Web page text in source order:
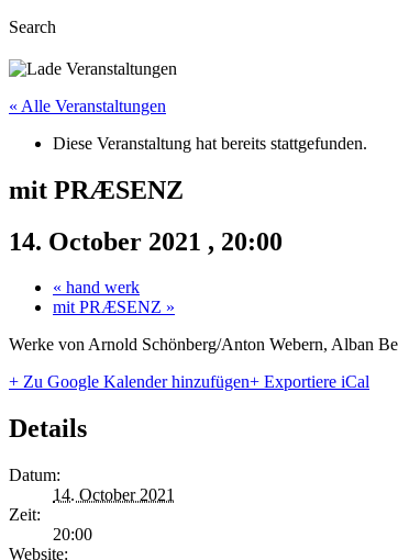
Search
« Alle Veranstaltungen
Diese Veranstaltung hat bereits stattgefunden.
mit PRÆSENZ
14. October 2021 , 20:00
« hand werk
mit PRÆSENZ »
Werke von Arnold Schönberg/Anton Webern, Alban
+ Zu Google Kalender hinzufügen+ Exportiere iCal
Details
Datum:
14. October 2021
Zeit:
20:00
Website: